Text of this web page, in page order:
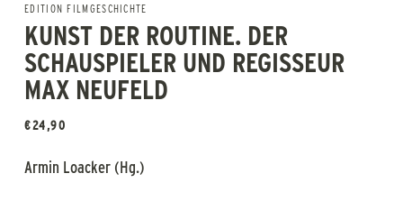
EDITION FILMGESCHICHTE
KUNST DER ROUTINE. DER
SCHAUSPIELER UND REGISSEUR
MAX NEUFELD
€24,90
Armin Loacker (Hg.)